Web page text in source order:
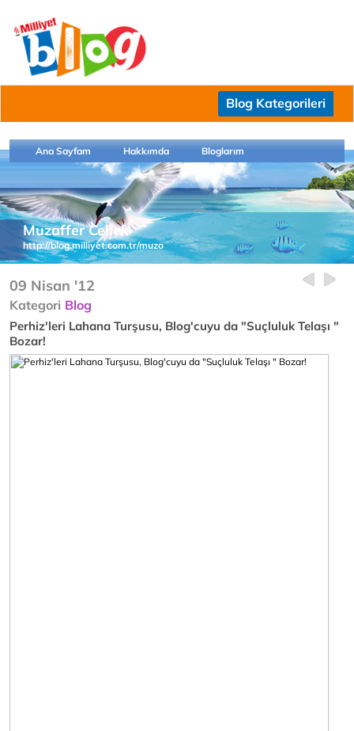
Blog Kategorileri
Ana Sayfam Hakkımda Bloglarım
Muzaffer Cellek
http://blog.milliyet.com.tr/muzo
09 Nisan '12
Kategori Blog
Perhiz'leri Lahana Turşusu, Blog'cuyu da "Suçluluk Telaşı "
Bozar!